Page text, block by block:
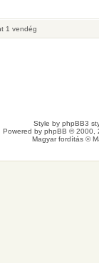
1 vendég
Style by phpBB3
Powered by phpBB © 2000,
Magyar fordítás ©